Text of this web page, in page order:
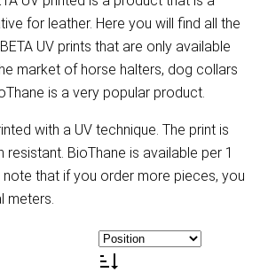
for leather. Here you will find all the
UV prints that are only available
market of horse halters, dog collars
is a very popular product.
with a UV technique. The print is
BioThane is available per 1
that if you order more pieces, you
meters.